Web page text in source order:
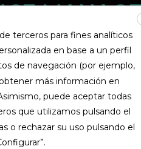
terceros para fines analíticos
en base a un perfil
de navegación (por ejemplo,
más información en
puede aceptar todas
que utilizamos pulsando el
o rechazar su uso pulsando el